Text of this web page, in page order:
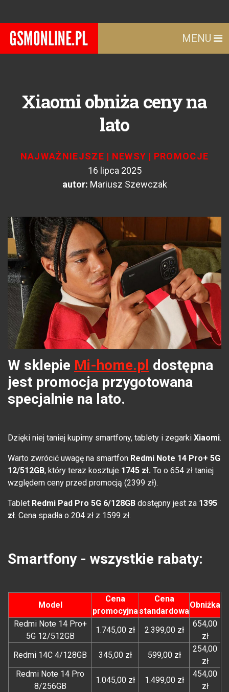
MENU
Xiaomi obniża ceny na
lato
NAJWAŻNIEJSZE | NEWSY | PROMOCJE
16 lipca 2025
autor: Mariusz Szewczak
W sklepie Mi-home.pl dostępna
jest promocja przygotowana
specjalnie na lato.
Dzięki niej taniej kupimy smartfony, tablety i zegarki Xiaomi.
Warto zwrócić uwagę na smartfon Redmi Note 14 Pro+ 5G
12/512GB, który teraz kosztuje 1745 zł. To o 654 zł taniej
względem ceny przed promocją (2399 zł).
Tablet Redmi Pad Pro 5G 6/128GB dostępny jest za 1395
zł. Cena spadła o 204 zł z 1599 zł.
Smartfony - wszystkie rabaty:
Model
Cena
promocyjna
Cena
standardowa
Obniżka
Redmi Note 14 Pro+
5G 12/512GB
1.745,00 zł 2.399,00 zł
654,00
zł
Redmi 14C 4/128GB
345,00 zł 599,00 zł
254,00
zł
Redmi Note 14 Pro
8/256GB
1.045,00 zł 1.499,00 zł
454,00
zł